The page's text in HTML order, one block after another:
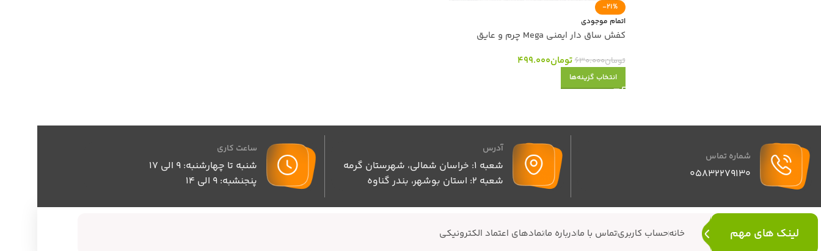
-21%
اتمام موجودی
کفش ساق دار ایمنی Mega چرم و عایق
تومان630.000تومان499.000
انتخاب گزینه‌ها
شماره تماس
05832279130
آدرس
شعبه 1: خراسان شمالی، شهرستان گرمه
شعبه 2: استان بوشهر، بندر گناوه
ساعت کاری
شنبه تا چهارشنبه: 9 الی 17
پنجنشبه: 9 الی 14
لینک های مهم خانهحساب کاربریتماس با مادرباره مانمادهای اعتماد الکترونیکی